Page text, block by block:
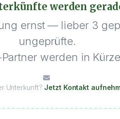
werden
ernst — lieber 3
ungeprüfte.
werden in
Unterkunft? Jetzt Kontakt